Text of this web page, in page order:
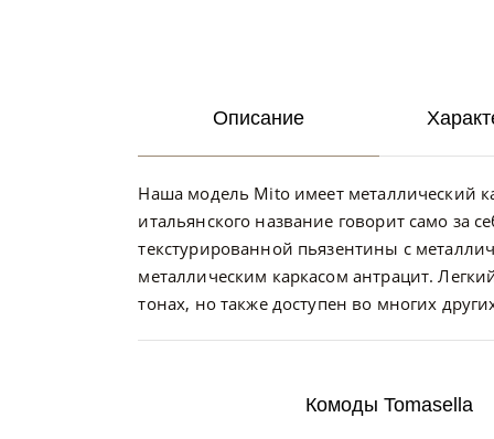
Описание
Наша модель Mito имеет металлический
итальянского название говорит само за
текстурированной пьязентины с
металлическим каркасом антрацит.
тонах, но также доступен во многих
Комоды Tomasella